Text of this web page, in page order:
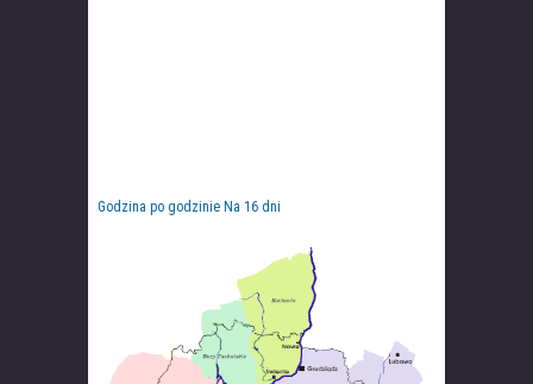
Godzina po godzinie Na 16 dni